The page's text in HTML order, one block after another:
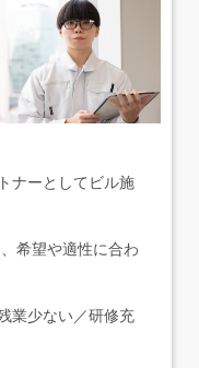
ナーとしてビル施
希望や適性に合わ
業少ない／研修充